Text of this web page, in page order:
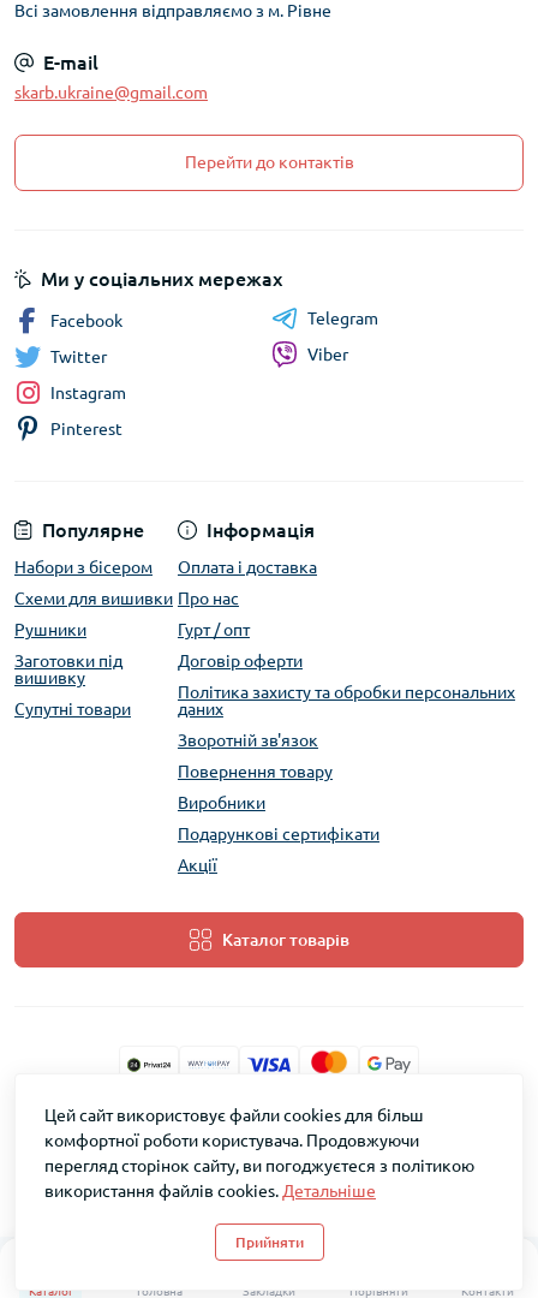
Каталог Головна Закладки
0
Порівняти Контакти
Всі замовлення відправляємо з м. Рівне
E-mail
skarb.ukraine@gmail.com
Перейти до контактів
Популярне
Набори з бісером
Схеми для вишивки
Рушники
Заготовки під
вишивку
Супутні товари
Інформація
Оплата і доставка
Про нас
Гурт / опт
Договір оферти
Політика захисту та обробки персональних
даних
Зворотній зв'язок
Повернення товару
Виробники
Подарункові сертифікати
Акції
Каталог товарів
Ми у соціальних мережах
Facebook
Twitter
Instagram
Pinterest
Telegram
Viber
ТМ Скарб © 2026
Цей сайт використовує файли cookies для більш
комфортної роботи користувача. Продовжуючи
перегляд сторінок сайту, ви погоджуєтеся з політикою
використання файлів cookies. Детальніше
Прийняти